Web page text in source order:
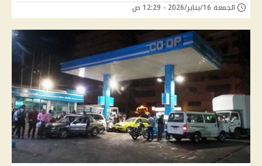
الجمعة 16/يناير/2026 - 12:29 ص